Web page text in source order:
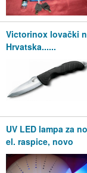
Victorinox lovački
Hrvatska......
UV LED lampa za
el. raspice, novo